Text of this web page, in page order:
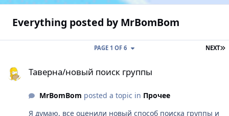
Everything posted by MrBomBom
NEXT
PAGE 1 OF 6
Таверна/новый поиск группы
MrBomBom posted a topic in Прочее
Я думаю, все оценили новый способ поиска группы и